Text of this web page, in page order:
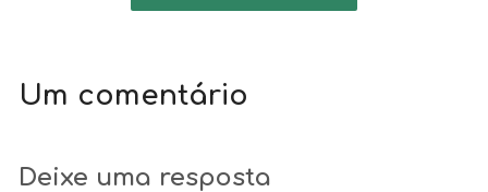
Um comentário
Deixe uma resposta